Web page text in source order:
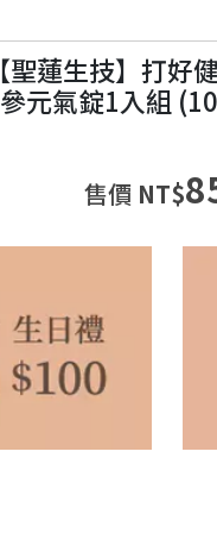
【聖蓮生技】睡出
月光好眠 米胚芽
特價NT$